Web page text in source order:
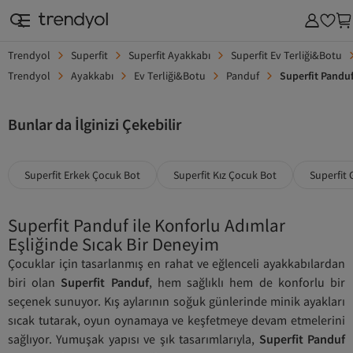
Trendyol Superfit Superfit Ayakkabı
Superfit Ev Terliği&Botu
Trendyol
Ayakkabı Ev Terliği&Botu Panduf Superfit Panduf
Bunlar da İlginizi Çekebilir
Superfit Erkek Çocuk Bot Superfit Kız Çocuk Bot Superfit
Superfit Panduf ile Konforlu Adımlar
Eşliğinde Sıcak Bir Deneyim
Çocuklar için tasarlanmış en rahat ve eğlenceli ayakkabılardan
biri olan Superfit Panduf, hem sağlıklı hem de konforlu bir
seçenek sunuyor. Kış aylarının soğuk günlerinde minik ayakları
sıcak tutarak, oyun oynamaya ve keşfetmeye devam etmelerini
sağlıyor. Yumuşak yapısı ve şık tasarımlarıyla, Superfit Panduf